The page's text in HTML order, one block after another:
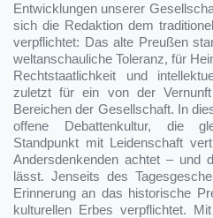
Entwicklungen unserer
sich die Redaktion dem
verpflichtet: Das alte Preußen
weltanschauliche Toleranz, für
Rechtstaatlichkeit und
zuletzt für ein von der
Bereichen der Gesellschaft. In
offene Debattenkultur, die
Standpunkt mit Leidenschaft
Andersdenkenden achtet – und
lässt. Jenseits des
Erinnerung an das historische
kulturellen Erbes verpflichtet.